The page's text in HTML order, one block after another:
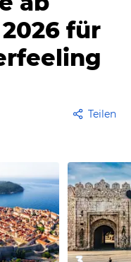
für
Teilen